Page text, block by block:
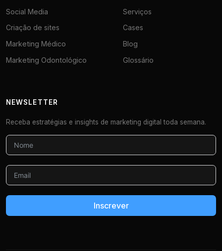
Social Media
Criação de sites
Marketing Médico
Marketing Odontológico
Serviços
Cases
Blog
Glossário
NEWSLETTER
Receba estratégias e insights de marketing digital toda semana.
Inscrever